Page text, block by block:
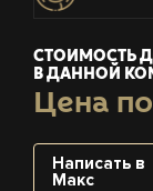
СТОИМОСТЬ
В ДАННОЙ
Цена
Написать в
Макс